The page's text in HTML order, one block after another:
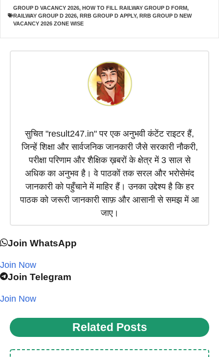
e
b
o
k
t
s
A
p
e
g
m
k
e
n
e
)
GROUP D VACANCY 2026, HOW TO FILL RAILWAY GROUP D FORM,
RAILWAY GROUP D 2026, RRB GROUP D APPLY, RRB GROUP D NEW
VACANCY 2026 ZONE WISE
सुचित "result247.in" पर एक अनुभवी कंटेंट राइटर हैं,
जिन्हें शिक्षा और सार्वजनिक जानकारी जैसे सरकारी नौकरी,
परीक्षा परिणाम और शैक्षिक ख़बरों के क्षेत्र में 3 साल से
अधिक का अनुभव है। वे पाठकों तक सरल और भरोसेमंद
जानकारी को पहुँचाने में माहिर हैं। उनका उद्देश्य है कि हर
पाठक को जरूरी जानकारी साफ़ और आसानी से समझ में आ
जाए।
Join WhatsApp
Join Now
Join Telegram
Join Now
Related Posts